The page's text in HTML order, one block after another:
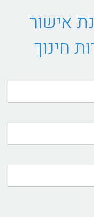
אישור
חינוך